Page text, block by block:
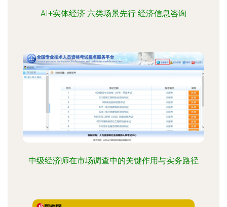
AI+实体经济 六类场景先行 经济信息咨询
中级经济师在市场调查中的关键作用与实务路径